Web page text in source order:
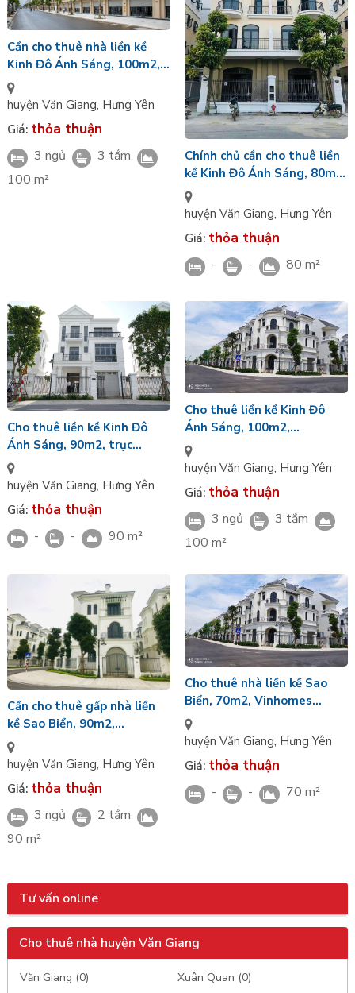
Cần cho thuê nhà liền kề
Kinh Đô Ánh Sáng, 100m2,
Vinhomes Ocean Park 2
huyện Văn Giang, Hưng Yên
Giá: thỏa thuận
3 ngủ
3 tắm
100 m²
Chính chủ cần cho thuê liền
kề Kinh Đô Ánh Sáng, 80m2,
Vinhomes Ocean Park 2
huyện Văn Giang, Hưng Yên
Giá: thỏa thuận
- - 80 m²
Cho thuê liền kề Kinh Đô
Ánh Sáng, 90m2, trục
đường Kinh Đô 4, Vinhomes
Ocean Park 2
huyện Văn Giang, Hưng Yên
Giá: thỏa thuận
- - 90 m²
Cho thuê liền kề Kinh Đô
Ánh Sáng, 100m2,
Vinhomes Ocean Park 2
huyện Văn Giang, Hưng Yên
Giá: thỏa thuận
3 ngủ
3 tắm
100 m²
Cần cho thuê gấp nhà liền
kề Sao Biển, 90m2,
Vinhomes Ocean Park 2
huyện Văn Giang, Hưng Yên
Giá: thỏa thuận
3 ngủ
2 tắm
90 m²
Cho thuê nhà liền kề Sao
Biển, 70m2, Vinhomes
Ocean Park 2
huyện Văn Giang, Hưng Yên
Giá: thỏa thuận
- - 70 m²
Tư vấn online
Cho thuê nhà huyện Văn Giang
Văn Giang (0)
Xuân Quan (0)